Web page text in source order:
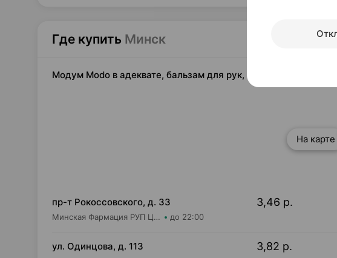
Где купить Минск
Модум Modo в адеквате, бальзам для рук, 30 мл ×1, Модум -
На карте
пр-т Рокоссовского, д. 33
Минская Фармация РУП Центральная районная аптека №182 до 22:00
3,46 р.
ул. Одинцова, д. 113 3,82 р.